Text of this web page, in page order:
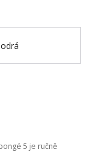
5 je ručně